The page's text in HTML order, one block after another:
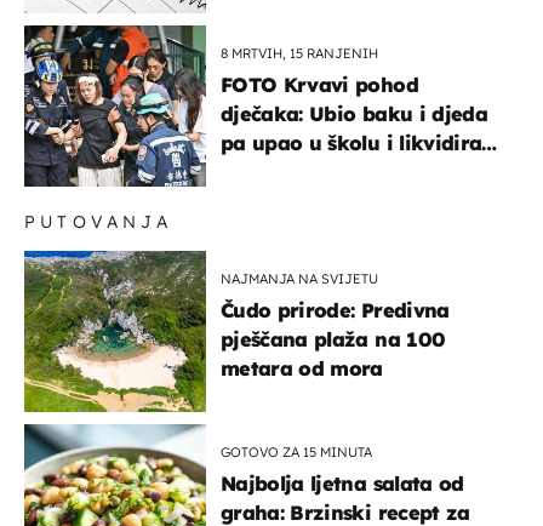
8 MRTVIH, 15 RANJENIH
FOTO Krvavi pohod
dječaka: Ubio baku i djeda
pa upao u školu i likvidirao
PUTOVANJA
NAJMANJA NA SVIJETU
Čudo prirode: Predivna
pješčana plaža na 100
metara od mora
GOTOVO ZA 15 MINUTA
Najbolja ljetna salata od
graha: Brzinski recept za